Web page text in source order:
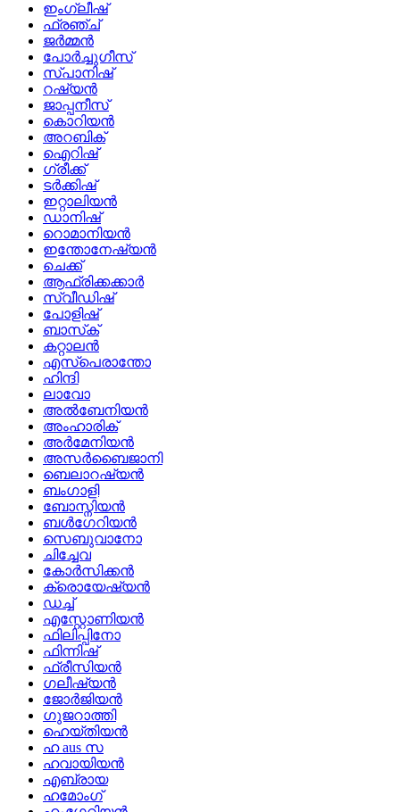
ഇംഗ്ലീഷ്
ഫ്രഞ്ച്
ജർമ്മൻ
പോർച്ചുഗീസ്
സ്പാനിഷ്
റഷ്യൻ
ജാപ്പനീസ്
കൊറിയൻ
അറബിക്
ഐറിഷ്
ഗ്രീക്ക്
ടർക്കിഷ്
ഇറ്റാലിയൻ
ഡാനിഷ്
റൊമാനിയൻ
ഇന്തോനേഷ്യൻ
ചെക്ക്
ആഫ്രിക്കക്കാർ
സ്വീഡിഷ്
പോളിഷ്
ബാസ്‌ക്
കറ്റാലൻ
എസ്പെരാന്തോ
ഹിന്ദി
ലാവോ
അൽബേനിയൻ
അംഹാരിക്
അർമേനിയൻ
അസർബൈജാനി
ബെലാറഷ്യൻ
ബംഗാളി
ബോസ്നിയൻ
ബൾഗേറിയൻ
സെബുവാനോ
ചിച്ചേവ
കോർസിക്കൻ
ക്രൊയേഷ്യൻ
ഡച്ച്
എസ്റ്റോണിയൻ
ഫിലിപ്പിനോ
ഫിന്നിഷ്
ഫ്രീസിയൻ
ഗലീഷ്യൻ
ജോർജിയൻ
ഗുജറാത്തി
ഹെയ്തിയൻ
ഹ aus സ
ഹവായിയൻ
എബ്രായ
ഹമോംഗ്